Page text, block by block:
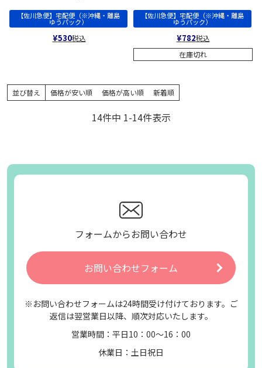
【佐川急便】宅配便（※沖縄・離島
ゆうパック）
¥530税込
【佐川急便】宅配便（※沖縄・離島
ゆうパック）
¥782税込
在庫切れ
並び替え 価格が安い順 価格が高い順 新着順
14件中 1-14件表示
フォームからお問い合わせ
お問い合わせフォーム
※お問い合わせフォームは24時間受け付けております。ご
返信は翌営業日以降、順次対応いたします。
営業時間：平日10：00～16：00
休業日：土日祝日